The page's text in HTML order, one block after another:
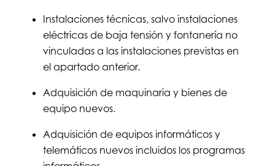
Instalaciones técnicas, salvo instalaciones
eléctricas de baja tensión y fontanería no
vinculadas a las instalaciones previstas en
el apartado anterior.
Adquisición de maquinaria y bienes de
equipo nuevos.
Adquisición de equipos informáticos y
telemáticos nuevos incluidos los programas